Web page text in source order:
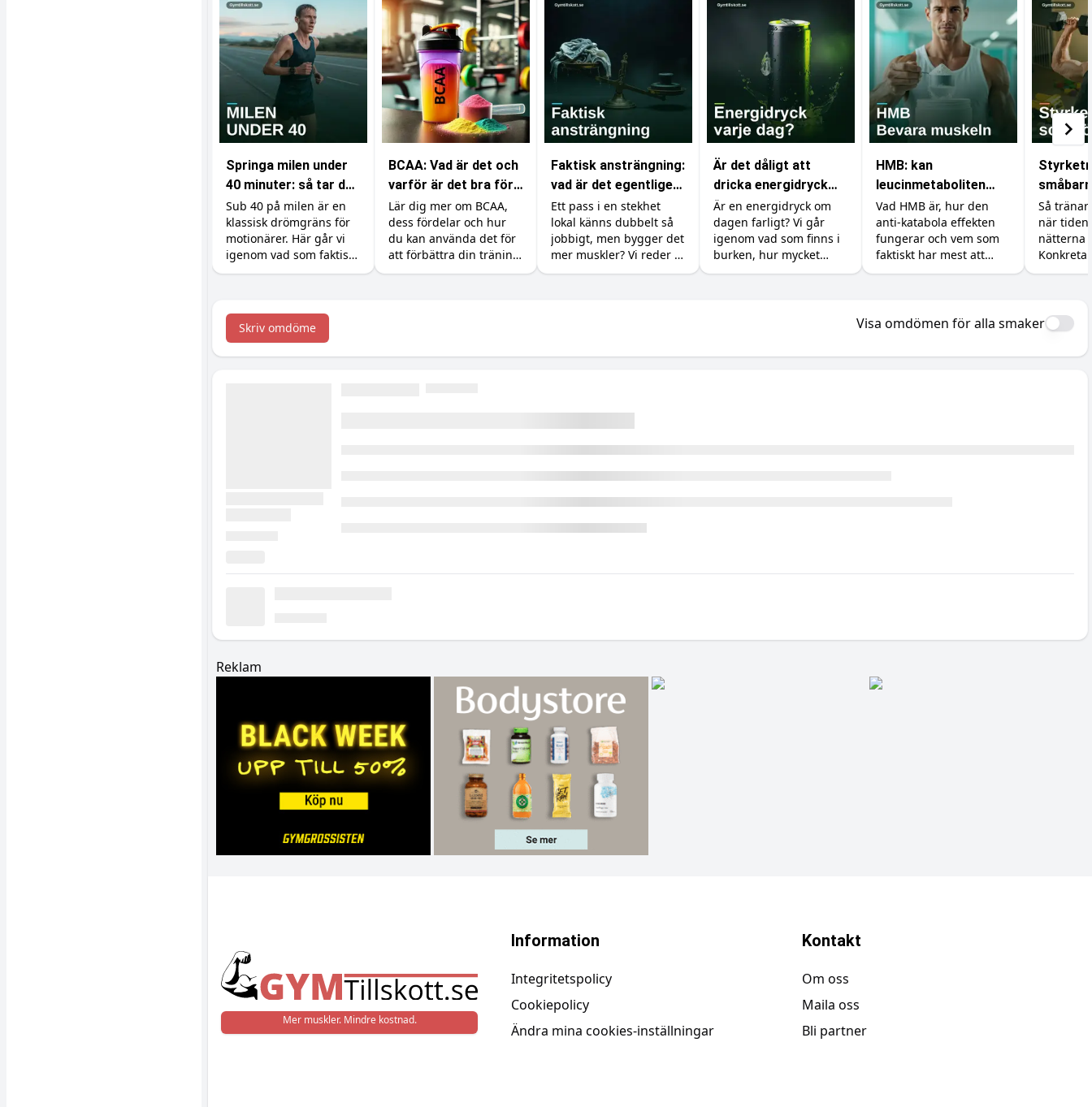
Springa milen under
40 minuter: så tar du
dig under
drömgränsen
Sub 40 på milen är en
klassisk drömgräns för
motionärer. Här går vi
igenom vad som faktiskt
krävs, hur du lägger
sista sekunderna.
BCAA: Vad är det och
varför är det bra för
din träning?
Lär dig mer om BCAA,
dess fördelar och hur
du kan använda det för
att förbättra din träning
och återhämtning.
Faktisk ansträngning:
vad är det egentligen
som räknas i
gymmet?
Ett pass i en stekhet
lokal känns dubbelt så
jobbigt, men bygger det
mer muskler? Vi reder ut
skillnaden mellan att
Är det dåligt att
dricka energidryck
varje dag?
Är en energidryck om
dagen farligt? Vi går
igenom vad som finns i
burken, hur mycket
koffein du tål, varför
HMB: kan
leucinmetaboliten
skydda dina muskler?
Vad HMB är, hur den
anti-katabola effekten
fungerar och vem som
faktiskt har mest att
vinna på tillskottet.
bygg
tid och
Så
när tiden
nätterna
Konkreta
tillskott
Skriv omdöme
Visa omdömen för alla smaker
Reklam
Mer muskler. Mindre kostnad.
Information
Integritetspolicy
Cookiepolicy
Ändra mina cookies-inställningar
Kontakt
Om oss
Maila oss
Bli partner